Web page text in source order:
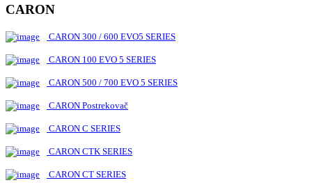
CARON
CARON 300 / 600 EVO5 SERIES
CARON 100 EVO 5 SERIES
CARON 500 / 700 EVO 5 SERIES
CARON Postrekovač
CARON C SERIES
CARON CTK SERIES
CARON CT SERIES